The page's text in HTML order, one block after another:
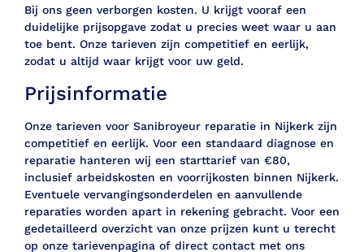
Bij ons geen verborgen kosten. U krijgt vooraf een
duidelijke prijsopgave zodat u precies weet waar u aan
toe bent. Onze tarieven zijn competitief en eerlijk,
zodat u altijd waar krijgt voor uw geld.
Prijsinformatie
Onze tarieven voor Sanibroyeur reparatie in Nijkerk zijn
competitief en eerlijk. Voor een standaard diagnose en
reparatie hanteren wij een starttarief van €80,
inclusief arbeidskosten en voorrijkosten binnen Nijkerk.
Eventuele vervangingsonderdelen en aanvullende
reparaties worden apart in rekening gebracht. Voor een
gedetailleerd overzicht van onze prijzen kunt u terecht
op onze tarievenpagina of direct contact met ons